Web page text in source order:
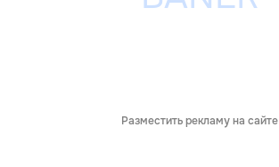
Разместить рекламу на сайте